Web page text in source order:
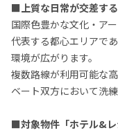
■上質な日常が交差す
国際色豊かな文化・ア
代表する都心エリアで
環境が広がります。
複数路線が利用可能な
ベート双方において洗練
■対象物件「ホテル&